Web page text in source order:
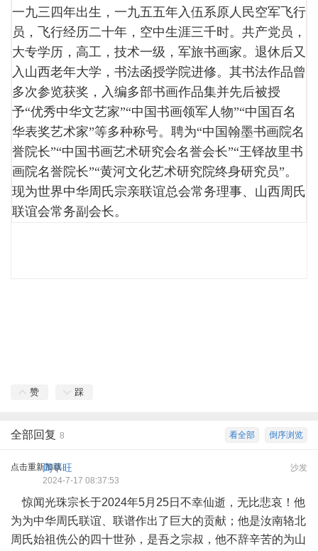
一九三四年出生，一九五五年入伍系原人民空军飞行
员，飞行经历二十年，空中生涯三千时。共产党员，
大专学历，高工，技术一级，军旅书画家。 退休后又
入山西老年大学，书法函授学院进修。其书法作品曾
多次参览获奖，入编多部书画作品集并先后被授
予“优秀中华文艺家”“中国书画领军人物”“中国百名
华表奖艺术家”等多种称号。聘为“中国翰墨书画院名
誉院长”“中国书画艺术研究会名誉会长”“王铎故里书
画院名誉院长”“黄河文化艺术研究院终身研究员”。
现为世界中华周氏宗亲联谊总会常务理事、山西周氏
联谊会常务副会长。
赞 踩
倒序浏览
看全部
全部回复 8
点击重新加载 沙发
周平旺
2024-7-17 08:37:53
惊闻光珠宗长于2024年5月25日不幸仙逝，无比悲哀！他
为为中华周氏联谊、联谱作出了巨大的贡献；他是汝南辂北
周氏始祖侁公的四十世孙，是吾之宗叔，他不辞辛苦的为山